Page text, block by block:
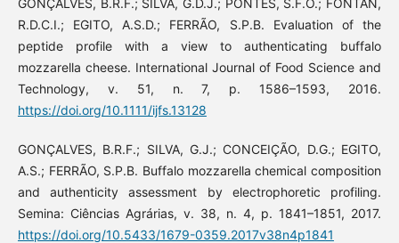
R.D.C.I.; EGITO, A.S.D.; FERRÃO, S.P.B. Evaluation of the
peptide profile with a view to authenticating buffalo
mozzarella cheese. International Journal of Food Science and
Technology, v. 51, n. 7, p. 1586–1593, 2016.
https://doi.org/10.1111/ijfs.13128
GONÇALVES, B.R.F.; SILVA, G.J.; CONCEIÇÃO, D.G.; EGITO,
A.S.; FERRÃO, S.P.B. Buffalo mozzarella chemical composition
and authenticity assessment by electrophoretic profiling.
Semina: Ciências Agrárias, v. 38, n. 4, p. 1841–1851, 2017.
https://doi.org/10.5433/1679-0359.2017v38n4p1841